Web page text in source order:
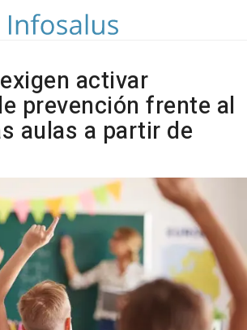
activar
prevención frente al
aulas a partir de